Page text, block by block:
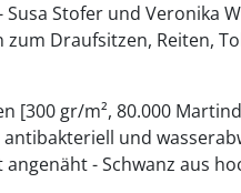
Stofer und Veronika
Draufsitzen, Reiten,
[300 gr/m², 80.000
und
- Schwanz aus